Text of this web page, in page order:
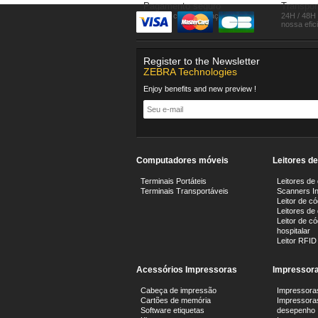
Pagamento seguro
Compre com seguraça
24H / 48H
nossa
Register to the Newsletter
ZEBRA Technologies
Enjoy benefits and new preview !
Computadores móveis
Terminais Portáteis
Terminais Transportáveis
Leitores
Leitores de
Scanners
Leitor de
Leitores de
Leitor de
hospitalar
Leitor RFID
Acessórios Impressoras
Cabeça de impressão
Cartões de memória
Software etiquetas
desepenho